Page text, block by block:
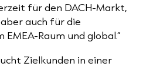
für den DACH-Markt,
auch für die
Raum und global.“
Zielkunden in einer